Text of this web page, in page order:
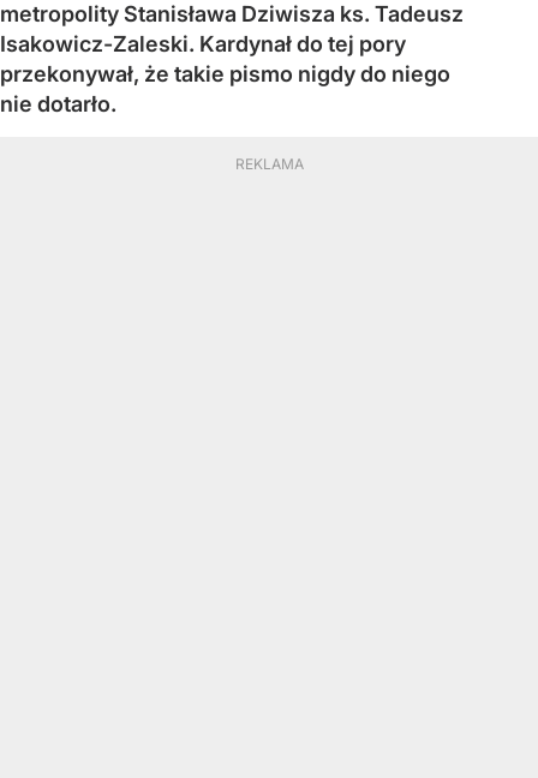
metropolity Stanisława Dziwisza ks. Tadeusz
Isakowicz-Zaleski. Kardynał do tej pory
przekonywał, że takie pismo nigdy do niego
nie dotarło.